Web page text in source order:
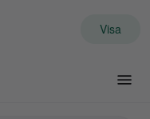
Visa